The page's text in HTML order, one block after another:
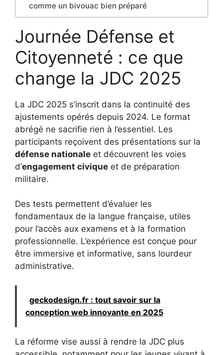
comme un bivouac bien préparé
Journée Défense et
Citoyenneté : ce que
change la JDC 2025
La JDC 2025 s’inscrit dans la continuité des
ajustements opérés depuis 2024. Le format
abrégé ne sacrifie rien à l’essentiel. Les
participants reçoivent des présentations sur la
défense nationale et découvrent les voies
d’engagement civique et de préparation
militaire.
Des tests permettent d’évaluer les
fondamentaux de la langue française, utiles
pour l’accès aux examens et à la formation
professionnelle. L’expérience est conçue pour
être immersive et informative, sans lourdeur
administrative.
geckodesign.fr : tout savoir sur la
conception web innovante en 2025
La réforme vise aussi à rendre la JDC plus